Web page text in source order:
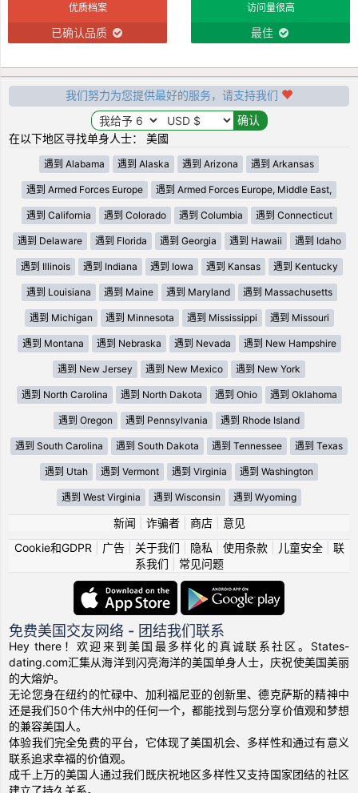
优质档案
已确认品质
访问量很高
最佳
我们努力为您提供最好的服务，请支持我们
在以下地区寻找单身人士： 美國
遇到 Alabama 遇到 Alaska 遇到 Arizona 遇到 Arkansas
遇到 Armed Forces Europe 遇到 Armed Forces Europe, Middle East,
遇到 California 遇到 Colorado 遇到 Columbia 遇到 Connecticut
遇到 Delaware 遇到 Florida 遇到 Georgia 遇到 Hawaii 遇到 Idaho
遇到 Illinois 遇到 Indiana 遇到 Iowa 遇到 Kansas 遇到 Kentucky
遇到 Louisiana 遇到 Maine 遇到 Maryland 遇到 Massachusetts
遇到 Michigan 遇到 Minnesota 遇到 Mississippi 遇到 Missouri
遇到 Montana 遇到 Nebraska 遇到 Nevada 遇到 New Hampshire
遇到 New Jersey 遇到 New Mexico 遇到 New York
遇到 North Carolina 遇到 North Dakota 遇到 Ohio 遇到 Oklahoma
遇到 Oregon 遇到 Pennsylvania 遇到 Rhode Island
遇到 South Carolina 遇到 South Dakota 遇到 Tennessee 遇到 Texas
遇到 Utah 遇到 Vermont 遇到 Virginia 遇到 Washington
遇到 West Virginia 遇到 Wisconsin 遇到 Wyoming
新闻 诈骗者| 商店| 意见
Cookie和GDPR
广告| 关于我们 隐私 使用条款| 儿童安全| 联
系我们
常见问题
免费美国交友网络 - 团结我们联系
Hey there！欢迎来到美国最多样化的真诚联系社区。States-
dating.com汇集从海洋到闪亮海洋的美国单身人士，庆祝使美国美丽
的大熔炉。
无论您身在纽约的忙碌中、加利福尼亚的创新里、德克萨斯的精神中
还是我们50个伟大州中的任何一个，都能找到与您分享价值观和梦想
的兼容美国人。
体验我们完全免费的平台，它体现了美国机会、多样性和通过有意义
联系追求幸福的价值观。
成千上万的美国人通过我们既庆祝地区多样性又支持国家团结的社区
建立了持久关系。